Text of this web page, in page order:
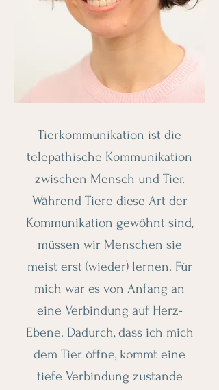
Tierkommunikation ist die
telepathische Kommunikation
zwischen Mensch und Tier.
Während Tiere diese Art der
Kommunikation gewöhnt sind,
müssen wir Menschen sie
meist erst (wieder) lernen. Für
mich war es von Anfang an
eine Verbindung auf Herz-
Ebene. Dadurch, dass ich mich
dem Tier öffne, kommt eine
tiefe Verbindung zustande